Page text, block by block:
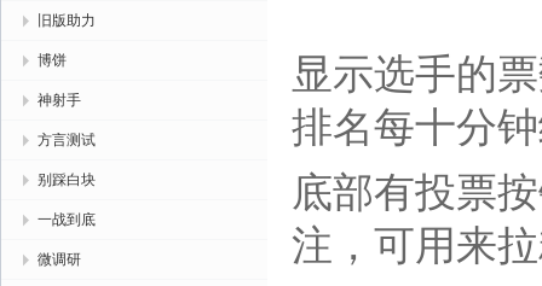
旧版助力
博饼
神射手
方言测试
别踩白块
一战到底
微调研
显示选手的
排名每十分
底部有投票
注，可用来